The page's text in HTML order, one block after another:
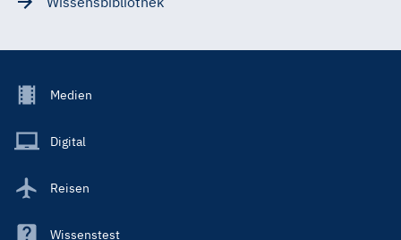
Footer
Main
Medien
Digital
Reisen
Wissenstest